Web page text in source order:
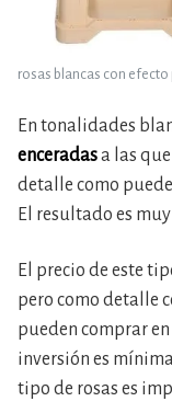
rosas blancas con
En tonalidades
enceradasa las
detalle como
El resultado es
El precio de este
pero como detalle
pueden comprar
inversión es
tipo de rosas es